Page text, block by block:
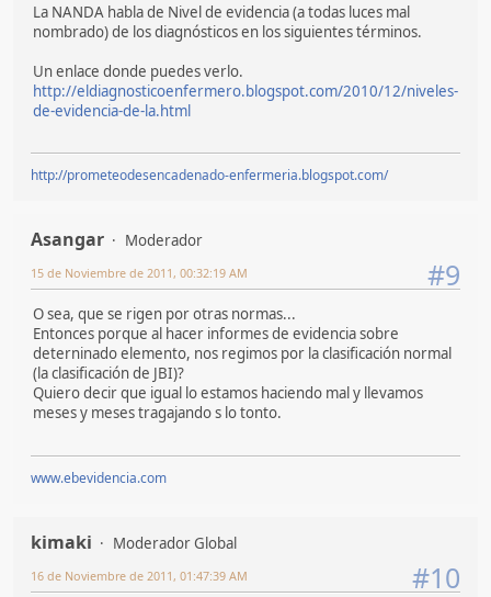
La NANDA habla de Nivel de evidencia (a todas luces mal
nombrado) de los diagnósticos en los siguientes términos.
Un enlace donde puedes verlo.
http://eldiagnosticoenfermero.blogspot.com/2010/12/niveles-
de-evidencia-de-la.html
http://prometeodesencadenado-enfermeria.blogspot.com/
Asangar Moderador
#9
15 de Noviembre de 2011, 00:32:19 AM
O sea, que se rigen por otras normas...
Entonces porque al hacer informes de evidencia sobre
deterninado elemento, nos regimos por la clasificación normal
(la clasificación de JBI)?
Quiero decir que igual lo estamos haciendo mal y llevamos
meses y meses tragajando s lo tonto.
www.ebevidencia.com
kimaki Moderador Global
#10
16 de Noviembre de 2011, 01:47:39 AM